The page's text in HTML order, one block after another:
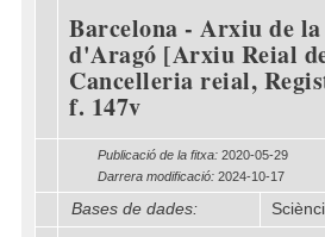
Barcelona - Arxiu de
d'Aragó [Arxiu Reial
Cancelleria reial,
f. 147v
Publicació de la fitxa: 2020-05-29
Darrera modificació: 2024-10-17
Bases de dades: